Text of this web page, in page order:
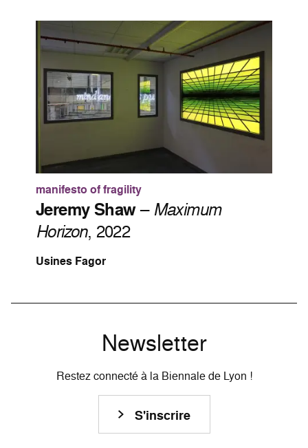
manifesto of fragility
Jeremy Shaw– Maximum
Horizon, 2022
Usines Fagor
Newsletter
Restez connecté à la Biennale de Lyon !
S'inscrire